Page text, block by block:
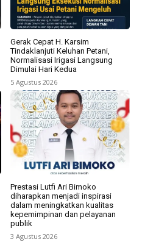
Gerak Cepat H. Karsim
Tindaklanjuti Keluhan Petani,
Normalisasi Irigasi Langsung
Dimulai Hari Kedua
5 Agustus 2026
Prestasi Lutfi Ari Bimoko
diharapkan menjadi inspirasi
dalam meningkatkan kualitas
kepemimpinan dan pelayanan
publik
3 Agustus 2026